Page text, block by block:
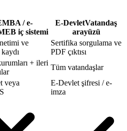
/ e-
iç sistemi
E-DevletVatandaş
arayüzü
ve
Sertifika sorgulama ve
PDF çıktısı
+ ileri
Tüm vatandaşlar
veya
E-Devlet şifresi / e-
imza